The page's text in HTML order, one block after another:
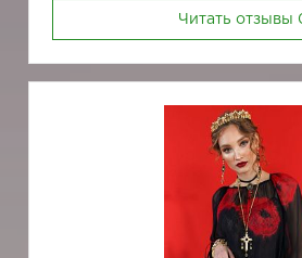
Читать отзывы